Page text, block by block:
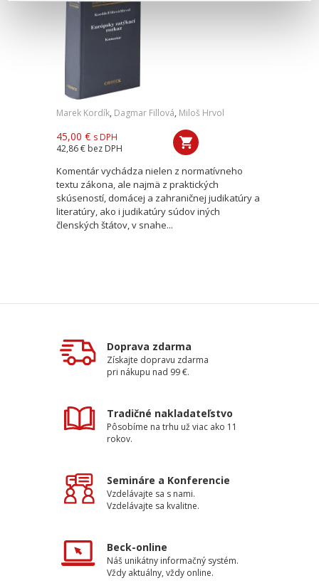
Marek Kordík, Dagmar Fillová, Miloš Hrvol
45,00 € s DPH
42,86 € bez DPH
Komentár vychádza nielen z normatívneho
textu zákona, ale najmä z praktických
skúseností, domácej a zahraničnej judikatúry a
literatúry, ako i judikatúry súdov iných
členských štátov, v snahe...
Doprava zdarma
Získajte dopravu zdarma
pri nákupu nad 99 €.
Tradičné nakladateľstvo
Pôsobíme na trhu už viac ako 11
rokov.
Semináre a Konferencie
Vzdelávajte sa s nami.
Vzdelávajte sa kvalitne.
Beck-online
Náš unikátny informačný systém.
Vždy aktuálny, vždy online.